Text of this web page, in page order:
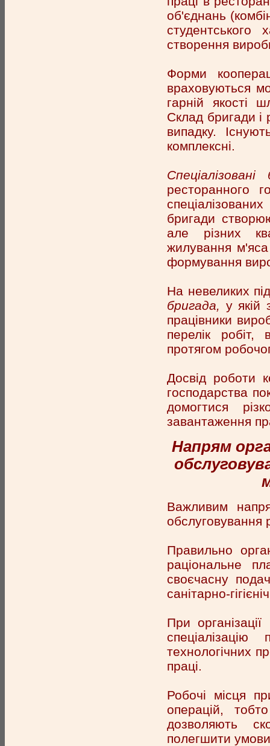
об'єднань
студентського
створення
Форми
враховуються
гарній якості
Склад бригади і
випадку.
комплексні.
Спеціалізовані
ресторанного
бригади
але різних
жилування м'яса
формування
На невеликих
бригада, у якій
працівники
перелік робіт,
протягом
Досвід роботи
господарства
домогтися
завантаження
Напрям
Важливим
обслуговування
Правильно
раціональне
своєчасну
санітарно-
При
технологічних
праці.
Робочі місця
операцій,
дозволяють
полегшити